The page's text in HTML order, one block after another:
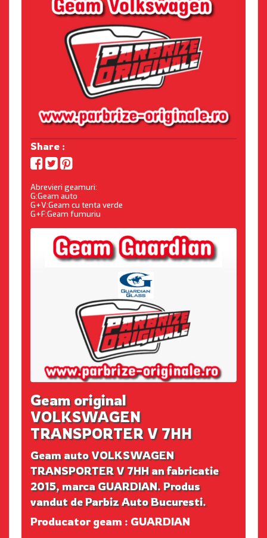
Share :
Abrevieri geamuri:
G:Geam auto
G+V:Geam cu tenta verde
G+F:Geam fumuriu
Geam original
VOLKSWAGEN
TRANSPORTER V 7HH
Geam auto VOLKSWAGEN
TRANSPORTER V 7HH an fabricatie
2015, marca GUARDIAN. Produs
vandut de Parbiz Auto Bucuresti.
Producator geam : GUARDIAN